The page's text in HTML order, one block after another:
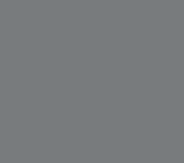
Ventilační otvory v
Skříňky mají
černé barvy. Sokl